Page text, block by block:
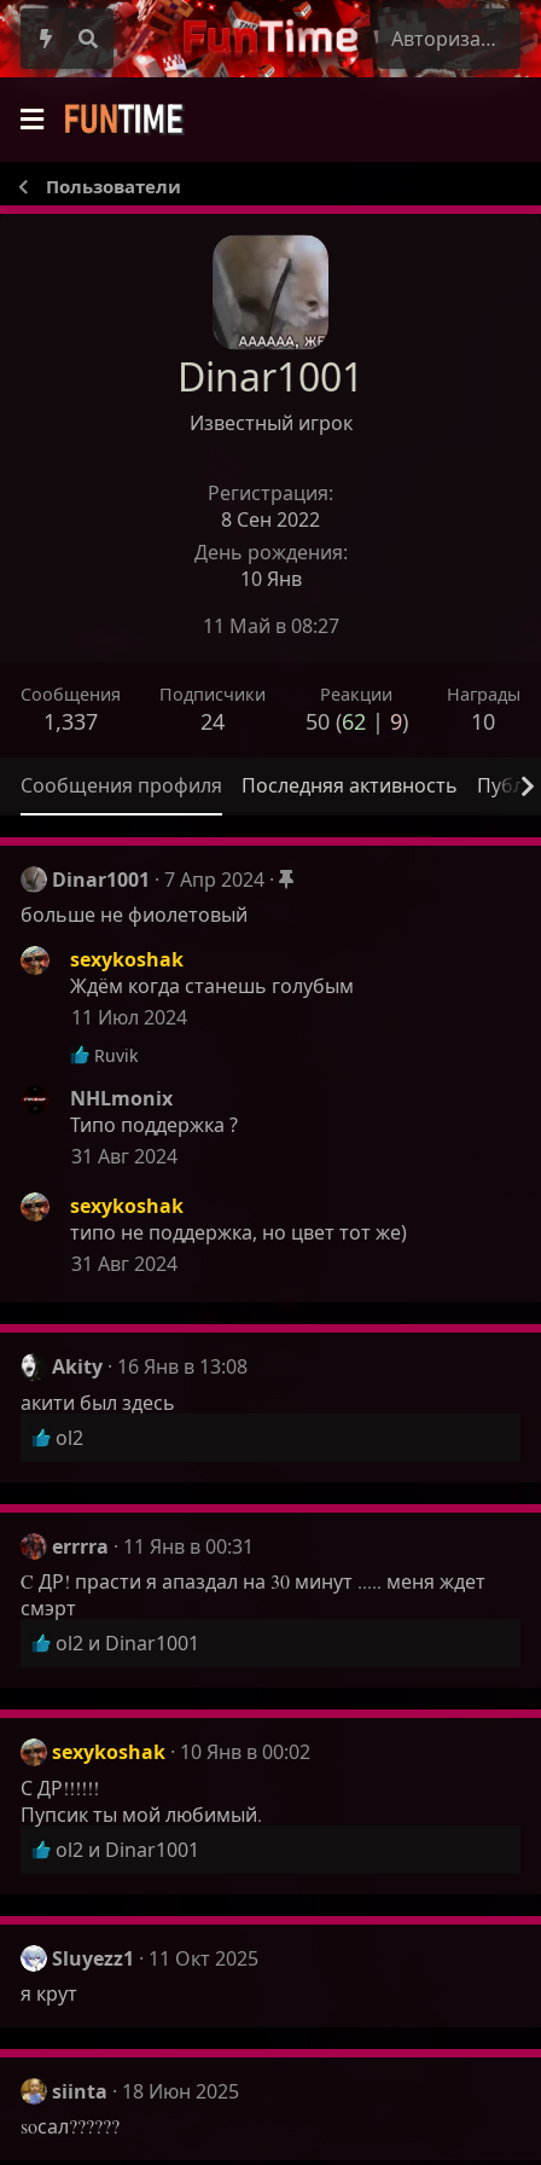
Авторизация
Пользователи
11 Май в 08:27
Dinar1001
Известный игрок
Регистрация
8 Сен 2022
День рождения
10 Янв
Сообщения
1,337
Подписчики
24
Реакции
50 (62| 9)
Награды
10
Сообщения профиля Последняя активность
Dinar1001 7 Апр 2024
больше не фиолетовый
sexykoshak
Ждём когда станешь голубым
11 Июл 2024
Р
а
к
ц
и
:
Ruvik
NHLmonix
Типо поддержка ?
31 Авг 2024
sexykoshak
типо не поддержка, но цвет тот же)
31 Авг 2024
Akity 16 Янв в 13:08
акити был здесь
Р
к
ц
и
и
:
ol2
errrra 11 Янв в 00:31
C ДР! прасти я апаздал на 30 минут ..... меня ждет
смэрт
Р
к
ц
и
и
:
ol2 и Dinar1001
sexykoshak 10 Янв в 00:02
С ДР!!!!!!
Пупсик ты мой любимый.
Р
к
ц
и
ol2 и Dinar1001
Sluyezz1 11 Окт 2025
я крут
siinta 18 Июн 2025
soсал??????